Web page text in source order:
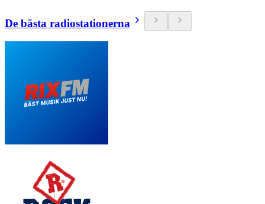
De bästa radiostationerna